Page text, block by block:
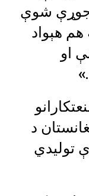
جوړې شوې
هم هېواد
او
د
تولیدي